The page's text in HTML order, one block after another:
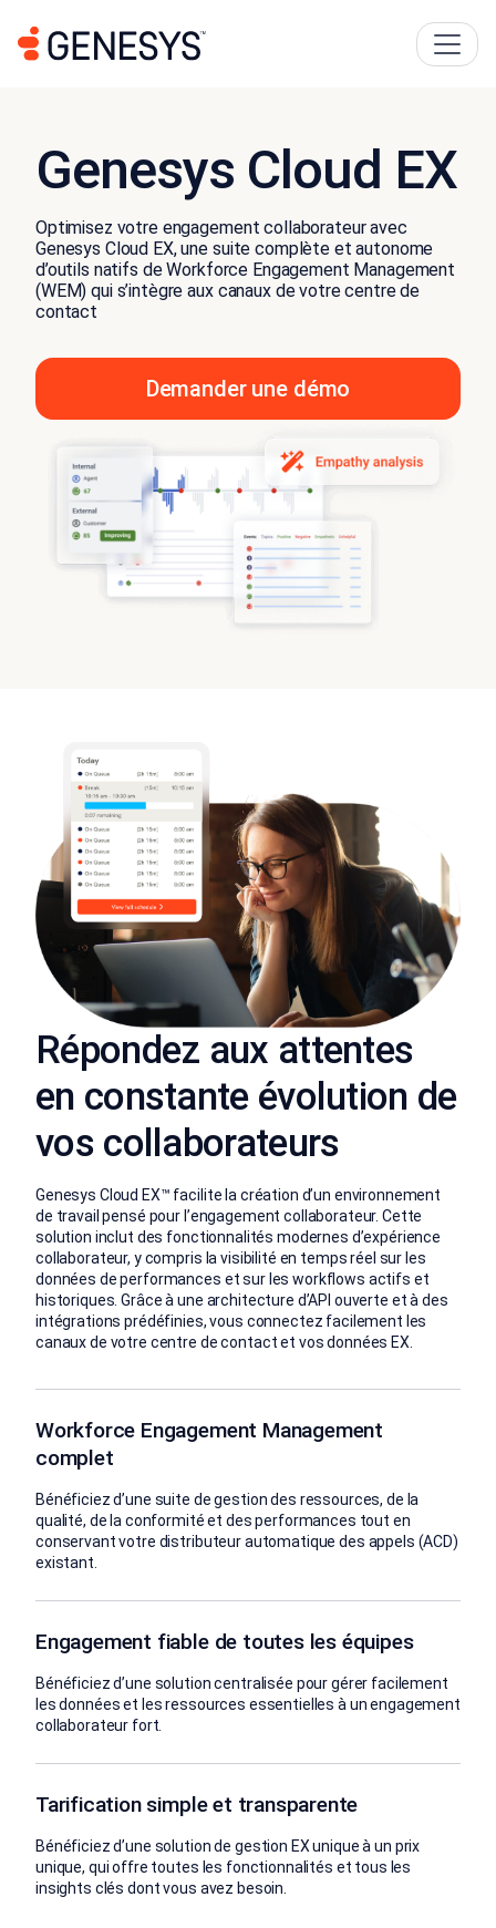
Genesys Cloud EX
Optimisez votre engagement collaborateur avec
Genesys Cloud EX, une suite complète et autonome
d’outils natifs de Workforce Engagement Management
(WEM) qui s’intègre aux canaux de votre centre de
contact
Demander une démo
Répondez aux attentes
en constante évolution de
vos collaborateurs
Genesys Cloud EX™ facilite la création d’un environnement
de travail pensé pour l’engagement collaborateur. Cette
solution inclut des fonctionnalités modernes d’expérience
collaborateur, y compris la visibilité en temps réel sur les
données de performances et sur les workflows actifs et
historiques. Grâce à une architecture d’API ouverte et à des
intégrations prédéfinies, vous connectez facilement les
canaux de votre centre de contact et vos données EX.
Workforce Engagement Management
complet
Bénéficiez d’une suite de gestion des ressources, de la
qualité, de la conformité et des performances tout en
conservant votre distributeur automatique des appels (ACD)
existant.
Engagement fiable de toutes les équipes
Bénéficiez d’une solution centralisée pour gérer facilement
les données et les ressources essentielles à un engagement
collaborateur fort.
Tarification simple et transparente
Bénéficiez d’une solution de gestion EX unique à un prix
unique, qui offre toutes les fonctionnalités et tous les
insights clés dont vous avez besoin.